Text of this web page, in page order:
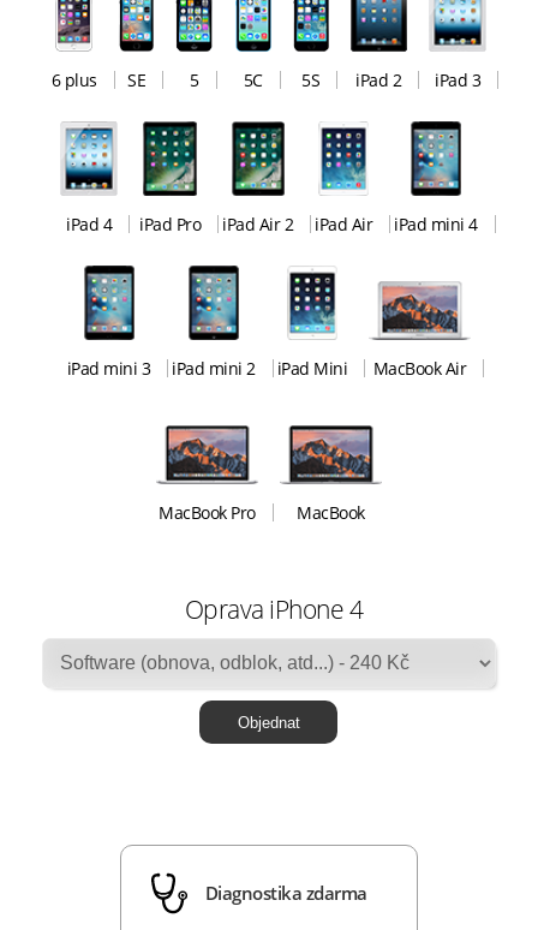
6 plus SE 5 5C 5S iPad 2 iPad 3
iPad 4 iPad Pro iPad Air 2 iPad Air iPad mini 4
iPad mini 3 iPad mini 2 iPad Mini MacBook Air
MacBook Pro MacBook
Oprava iPhone 4
Diagnostika zdarma